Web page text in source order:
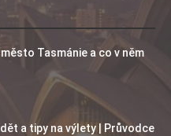
Tasmánie a co v něm
a tipy na výlety | Průvodce